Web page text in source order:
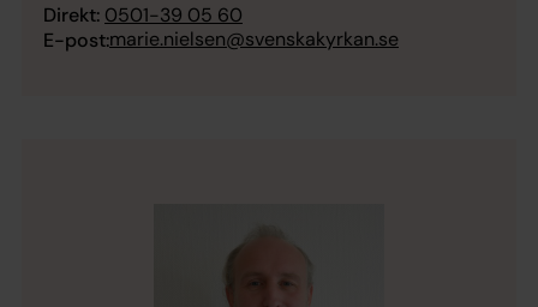
Direkt: 0501-39 05 60
E-post:marie.nielsen@svenskakyrkan.se